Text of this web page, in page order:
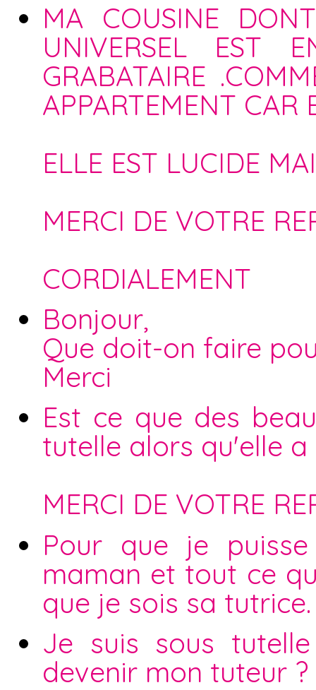
MA COUSINE
UNIVERSEL EST
GRABATAIRE
APPARTEMENT CAR
ELLE EST LUCIDE
MERCI DE VOTRE
CORDIALEMENT
Bonjour,
Que doit-on faire
Merci
Est ce que des
tutelle alors qu'elle
MERCI DE VOTRE
Pour que je
maman et tout ce
que je sois sa tutrice.
Je suis sous
devenir mon tuteur ?